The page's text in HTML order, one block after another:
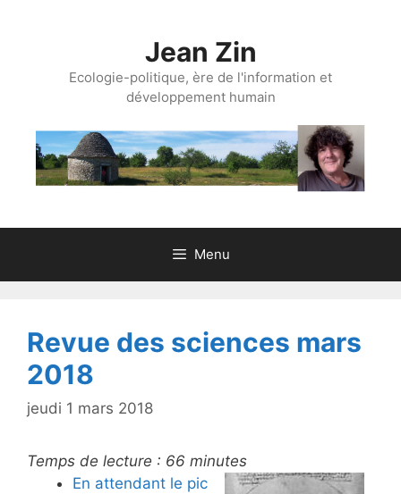
Jean Zin
Ecologie-politique, ère de l'information et
développement humain
Menu
Revue des sciences mars
2018
jeudi 1 mars 2018
Temps de lecture : 66 minutes
En attendant le pic